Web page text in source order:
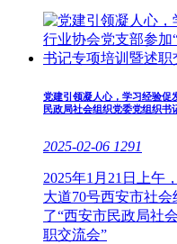
党建引领凝人心，学习经验促
民政局社会组织党委党组织书
2025-02-06 1291
2025年1月21日上午
大道70号西安市社
了“西安市民政局社
职交流会”